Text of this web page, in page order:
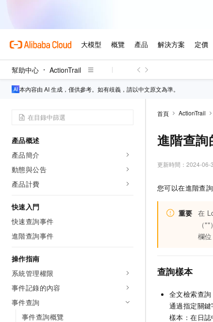
幫助中心 ActionTrail
本內容由 AI 生成，僅供參考。如有歧義，請以中文原文為準。
產品概述
產品簡介
動態與公告
產品計費
快速入門
快速查詢事件
進階查詢事件
操作指南
系統管理權限
事件記錄的內容
事件查詢
事件查詢概覽
首頁 ActionTrail
進階查
更新時間： 2024-06-
您可以在進階查
重要 在
（
欄位
查詢樣本
全文檢索查詢
通過指定關鍵
樣本：在日